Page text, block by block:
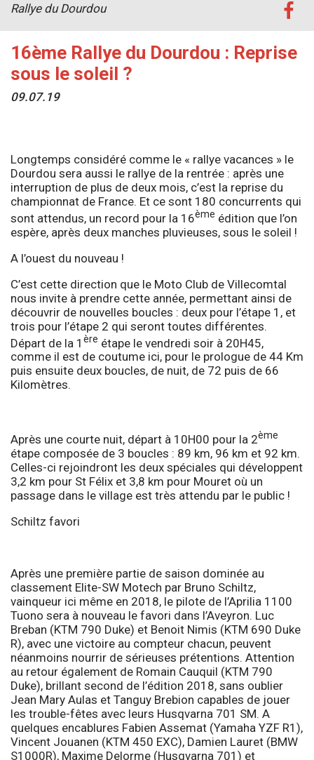
16ème Rallye du Dourdou : Reprise
sous le soleil ?
09.07.19
Rallye du Dourdou
Longtemps considéré comme le « rallye vacances » le
Dourdou sera aussi le rallye de la rentrée : après une
interruption de plus de deux mois, c’est la reprise du
championnat de France. Et ce sont 180 concurrents qui
sont attendus, un record pour la 16ème édition que l’on
espère, après deux manches pluvieuses, sous le soleil !
A l’ouest du nouveau !
C’est cette direction que le Moto Club de Villecomtal
nous invite à prendre cette année, permettant ainsi de
découvrir de nouvelles boucles : deux pour l’étape 1, et
trois pour l’étape 2 qui seront toutes différentes.
Départ de la 1 ère étape le vendredi soir à 20H45,
comme il est de coutume ici, pour le prologue de 44 Km
puis ensuite deux boucles, de nuit, de 72 puis de 66
Kilomètres.
Après une courte nuit, départ à 10H00 pour la 2ème
étape composée de 3 boucles : 89 km, 96 km et 92 km.
Celles-ci rejoindront les deux spéciales qui développent
3,2 km pour St Félix et 3,8 km pour Mouret où un
passage dans le village est très attendu par le public !
Schiltz favori
Après une première partie de saison dominée au
classement Elite-SW Motech par Bruno Schiltz,
vainqueur ici même en 2018, le pilote de l’Aprilia 1100
Tuono sera à nouveau le favori dans l’Aveyron. Luc
Breban (KTM 790 Duke) et Benoit Nimis (KTM 690 Duke
R), avec une victoire au compteur chacun, peuvent
néanmoins nourrir de sérieuses prétentions. Attention
au retour également de Romain Cauquil (KTM 790
Duke), brillant second de l’édition 2018, sans oublier
Jean Mary Aulas et Tanguy Brebion capables de jouer
les trouble-fêtes avec leurs Husqvarna 701 SM. A
quelques encablures Fabien Assemat (Yamaha YZF R1),
Vincent Jouanen (KTM 450 EXC), Damien Lauret (BMW
S1000R), Maxime Delorme (Husqvarna 701) et